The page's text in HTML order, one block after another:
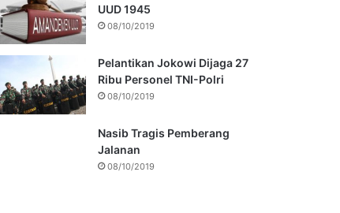
UUD 1945
08/10/2019
Pelantikan Jokowi Dijaga 27
Ribu Personel TNI-Polri
08/10/2019
Nasib Tragis Pemberang
Jalanan
08/10/2019